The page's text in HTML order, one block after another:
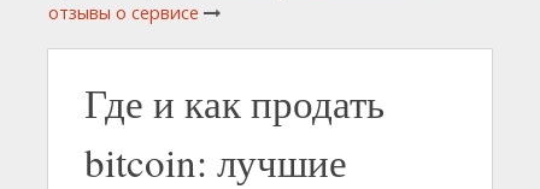
отзывы о сервисе
Где и как продать
bitcoin: лучшие